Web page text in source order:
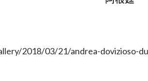
2018/03/21/andrea-dovizioso-